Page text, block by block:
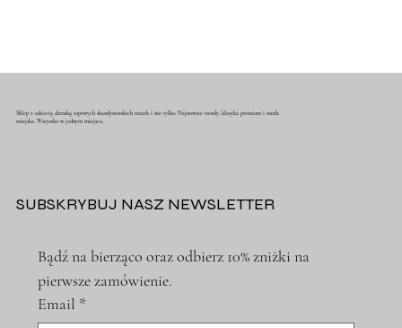
Sklep z odzieżą damską topowych skandynawskich marek i nie tylko. Najnowsze trendy, klasyka premium i moda
miejska. Wszystko w jednym miejscu.
SUBSKRYBUJ NASZ NEWSLETTER
Bądź na bierząco oraz odbierz 10% zniżki na
pierwsze zamówienie.
Email *